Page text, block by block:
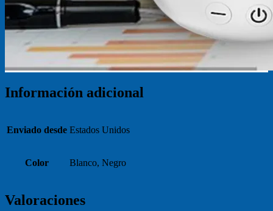
Información adicional
Enviado desde Estados Unidos
Color Blanco, Negro
Valoraciones